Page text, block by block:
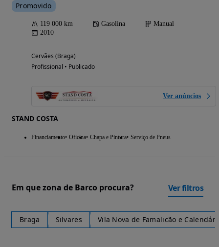
Promovido
119 000 km Gasolina
Manual
2010
Cervães (Braga)
Profissional • Publicado
Ver anúncios
STAND COSTA
Financiamento Oficina Chapa e Pintura Serviço de Pneus
Em que zona de Barco procura? Ver filtros
Braga Silvares Vila Nova de Famalicão e